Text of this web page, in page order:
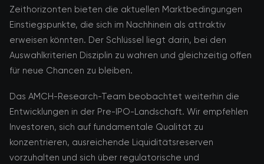
Zeithorizonten bieten die aktuellen Marktbedingungen
Einstiegspunkte, die sich im Nachhinein als attraktiv
erweisen könnten. Der Schlüssel liegt darin, bei den
Auswahlkriterien Disziplin zu wahren und gleichzeitig offen
für neue Chancen zu bleiben.
Das AMCH-Research-Team beobachtet weiterhin die
Entwicklungen in der Pre-IPO-Landschaft. Wir empfehlen
Investoren, sich auf fundamentale Qualität zu
konzentrieren, ausreichende Liquiditätsreserven
vorzuhalten und sich über regulatorische und